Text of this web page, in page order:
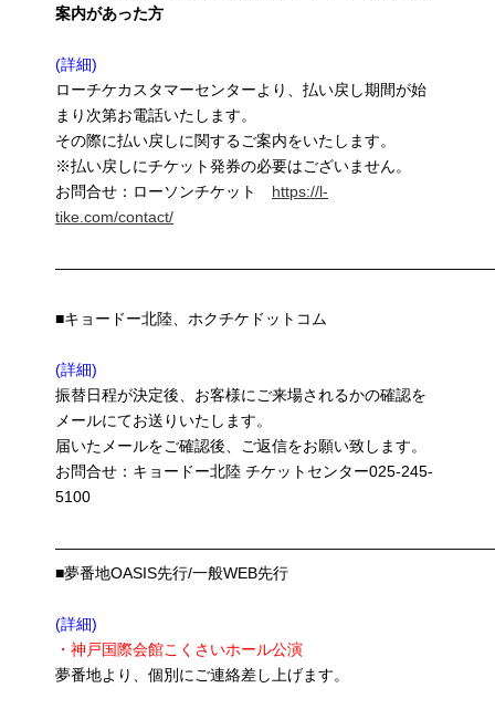
案内があった方
(詳細)
ローチケカスタマーセンターより、払い戻し期間が始
まり次第お電話いたします。
その際に払い戻しに関するご案内をいたします。
※払い戻しにチケット発券の必要はございません。
お問合せ：ローソンチケット https://l-
tike.com/contact/
■キョードー北陸、ホクチケドットコム
(詳細)
振替日程が決定後、お客様にご来場されるかの確認を
メールにてお送りいたします。
届いたメールをご確認後、ご返信をお願い致します。
お問合せ：キョードー北陸 チケットセンター025-245-
5100
■夢番地OASIS先行/一般WEB先行
(詳細)
・神戸国際会館こくさいホール公演
夢番地より、個別にご連絡差し上げます。